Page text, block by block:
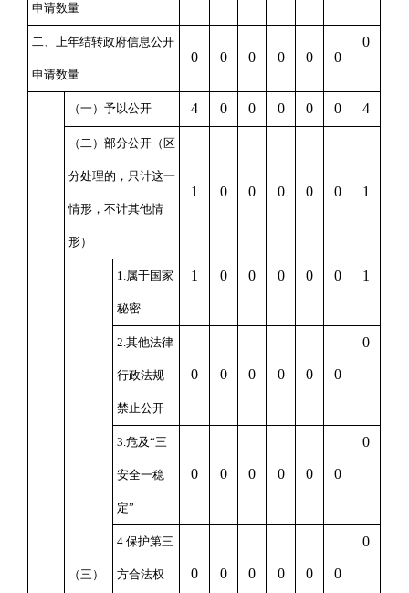
申请数量
二、上年结转政府信息公开
申请数量
0 0 0 0 0 0
0
（一）予以公开 4 0 0 0 0 0 4
（二）部分公开 （区
分处理的，只计这一
情形，不计其他情
形）
1 0 0 0 0 0 1
（三）
1.属于国家
秘密
1 0 0 0 0 0 1
2.其他法律
行政法规
禁止公开
0 0 0 0 0 0
0
3.危及“三
安全一稳
定”
0 0 0 0 0 0
0
4.保护第三
方合法权 0 0 0 0 0 0
0